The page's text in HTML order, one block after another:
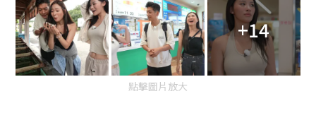
+14
點擊圖片放大